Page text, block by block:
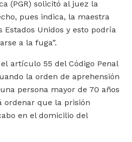
(PGR) solicitó al juez la
pues indica, la maestra
Estados Unidos y esto podría
a la fuga”.
artículo 55 del Código Penal
la orden de aprehensión
persona mayor de 70 años
ordenar que la prisión
en el domicilio del